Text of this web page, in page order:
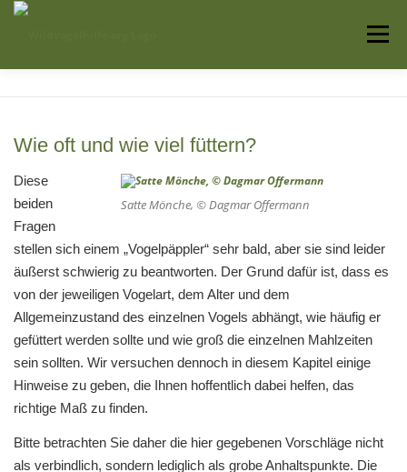
Zum
Menü
Auffangstationen
Wie oft und wie viel füttern?
Satte Mönche, © Dagmar Offermann
Diese
beiden
Fragen
stellen sich einem „Vogelpäppler“ sehr bald, aber sie sind leider
äußerst schwierig zu beantworten. Der Grund dafür ist, dass es
von der jeweiligen Vogelart, dem Alter und dem
Allgemeinzustand des einzelnen Vogels abhängt, wie häufig er
gefüttert werden sollte und wie groß die einzelnen Mahlzeiten
sein sollten. Wir versuchen dennoch in diesem Kapitel einige
Hinweise zu geben, die Ihnen hoffentlich dabei helfen, das
richtige Maß zu finden.
Bitte betrachten Sie daher die hier gegebenen Vorschläge nicht
als verbindlich, sondern lediglich als grobe Anhaltspunkte. Die